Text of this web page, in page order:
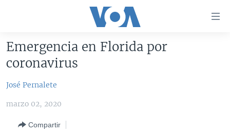
accesibilidad
al
contenido
principal
Salte
navegador
AMÉRICA DEL NORTE
HAITÍ
VOTO DIVIDIDO
VOA VERIFICA UCRANIA/RUSIA
VOA VERIFICA INMIGRACIÓN
AMÉRICA LATINA
ARGENTINA
CHINA EN AMÉRICA LATINA
Emergencia en Florida por
coronavirus
José Pernalete
marzo 02, 2020
Compartir